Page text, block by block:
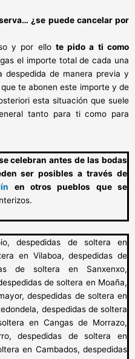
¿se puede cancelar por
y por ello te pido a ti como
el importe total de cada una
despedida de manera previa y
te abonen este importe y de
esta situación que suele
tanto para ti como para
celebran antes de las bodas
ser posibles a través de
en otros pueblos que se
despedidas de soltera en
en Vilaboa, despedidas de
de soltera en Sanxenxo,
de soltera en Moaña,
despedidas de soltera en
despedidas de soltera
en Cangas de Morrazo,
despedidas de soltera en
en Cambados, despedidas